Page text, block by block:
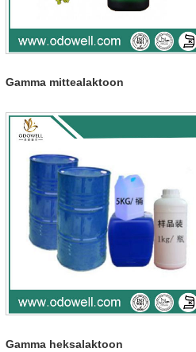
Gamma mittealaktoon
Gamma heksalaktoon